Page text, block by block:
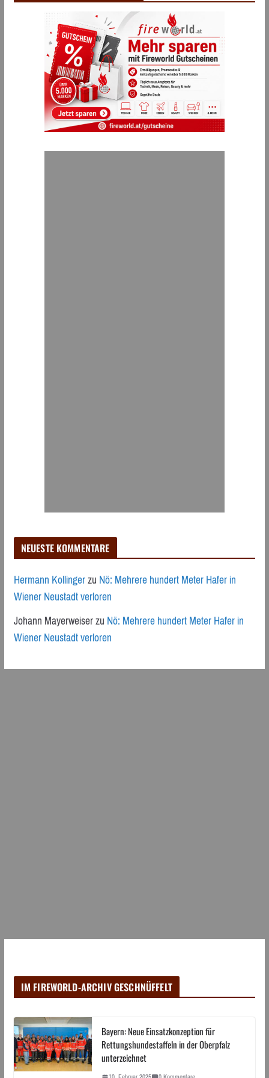
NEUESTE KOMMENTARE
Hermann KollingerzuNö: Mehrere hundert Meter Hafer in
Wiener Neustadt verloren
Johann MayerweiserzuNö: Mehrere hundert Meter Hafer in
Wiener Neustadt verloren
IM FIREWORLD-ARCHIV GESCHNÜFFELT
Bayern: Neue Einsatzkonzeption für
Rettungshundestaffeln in der Oberpfalz
unterzeichnet